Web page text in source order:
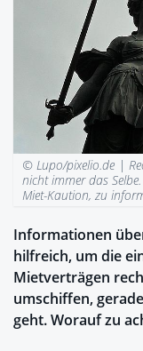
© Lupo/pixelio.de |
nicht immer das
Miet-Kaution, zu
Informationen
hilfreich, um die
Mietverträgen
umschiffen,
geht. Worauf zu